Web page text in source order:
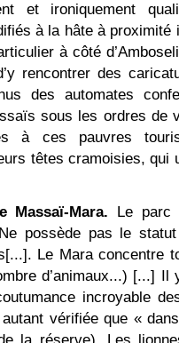
et ironiquement
à la hâte à proximité
à côté
rencontrer des
des automates
sous les ordres de
à ces pauvres
têtes cramoisies, qui
Massaï-Mara. Le parc
possède pas le
Le Mara concentre
d’animaux...) [...] Il
incroyable
vérifiée que «